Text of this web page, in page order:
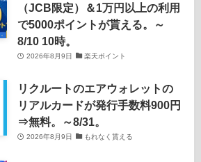
（JCB限定）＆1万円以上の利用
で5000ポイントが貰える。～
8/10 10時。
2026年8月9日 楽天ポイント
リクルートのエアウォレットの
リアルカードが発行手数料900円
⇒無料。～8/31。
2026年8月9日 もれなく貰える